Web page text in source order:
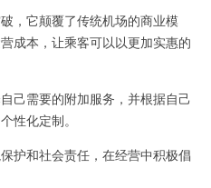
它颠覆了传统机场的商业模
成本，让乘客可以以更加实惠的
需要的附加服务，并根据自己
性化定制。
和社会责任，在经营中积极倡